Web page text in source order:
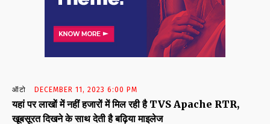
ऑटो DECEMBER 11, 2023 6:00 PM
यहां पर लाखों में नहीं हजारों में मिल रही है TVS Apache RTR,
खूबसूरत दिखने के साथ देती है बढ़िया माइलेज